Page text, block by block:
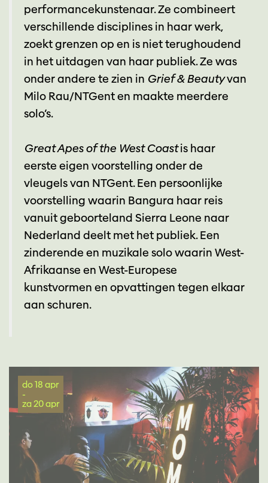
performancekunstenaar. Ze combineert
verschillende disciplines in haar werk,
zoekt grenzen op en is niet terughoudend
in het uitdagen van haar publiek. Ze was
onder andere te zien in Grief & Beautyvan
Milo Rau/NTGent en maakte meerdere
solo’s.
Great Apes of the West Coastis haar
eerste eigen voorstelling onder de
vleugels van NTGent. Een persoonlijke
voorstelling waarin Bangura haar reis
vanuit geboorteland Sierra Leone naar
Nederland deelt met het publiek. Een
zinderende en muzikale solo waarin West-
Afrikaanse en West-Europese
kunstvormen en opvattingen tegen elkaar
aan schuren.
do 18 apr
-
za 20 apr